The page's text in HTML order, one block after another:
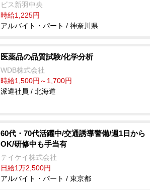
ビス新羽中央
時給1,225円
アルバイト・パート / 神奈川県
医薬品の品質試験/化学分析
WDB株式会社
時給1,500円～1,700円
派遣社員 / 北海道
60代・70代活躍中/交通誘導警備/週1日から
OK/研修中も手当有
テイケイ株式会社
日給1万2,500円
アルバイト・パート / 東京都